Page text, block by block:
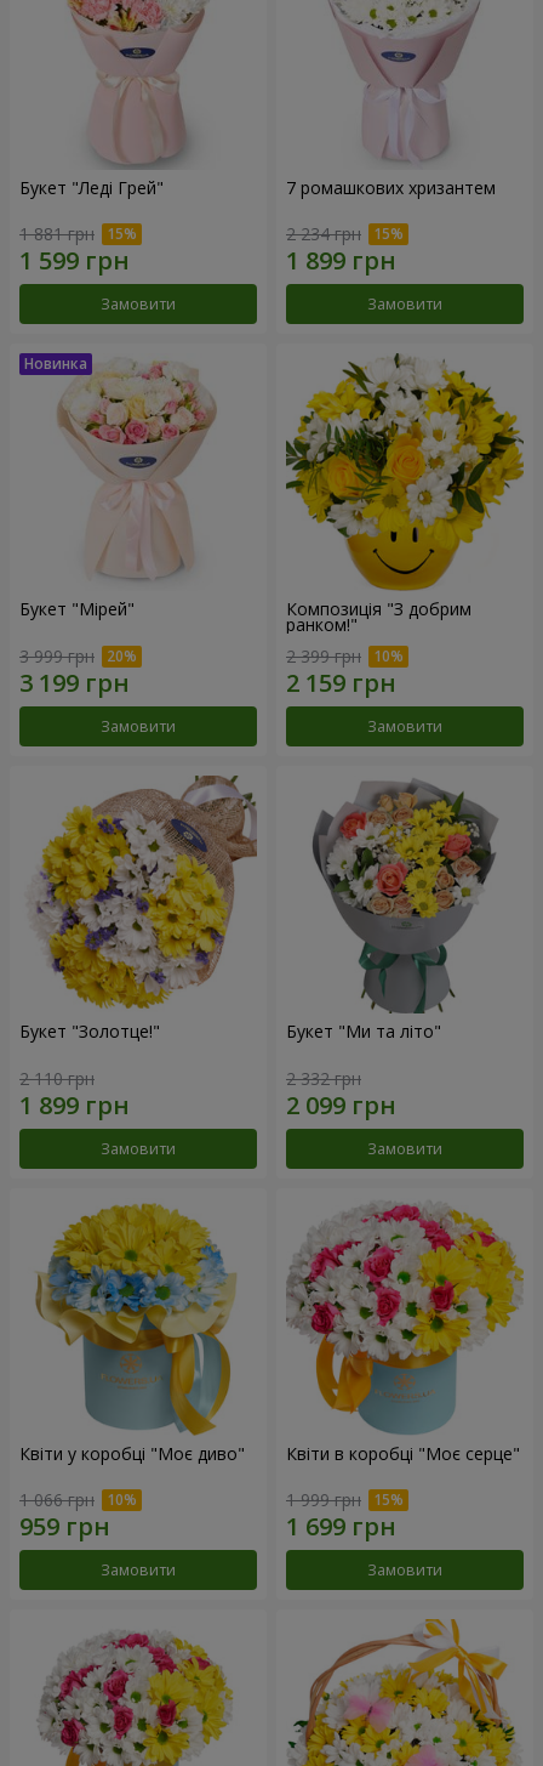
Букет "Леді Грей"
1 881 грн
Замовити
7 ромашкових хризантем
2 234 грн
Замовити
Букет "Мірей"
3 999 грн
Замовити
Композиція "З добрим
ранком!"
2 399 грн
Замовити
Букет "Золотце!"
2 110 грн
Замовити
Букет "Ми та літо"
2 332 грн
Замовити
Квіти у коробці "Моє диво"
1 066 грн
Замовити
Квіти в коробці "Моє серце"
1 999 грн
Замовити